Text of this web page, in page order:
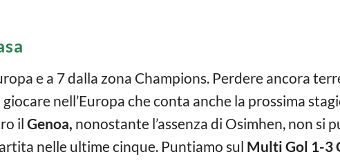
e a 7 dalla zona Champions. Perdere ancora
nell’Europa che conta anche la prossima
il Genoa, nonostante l’assenza di Osimhen, non si
nelle ultime cinque. Puntiamo sul Multi Gol 1-3